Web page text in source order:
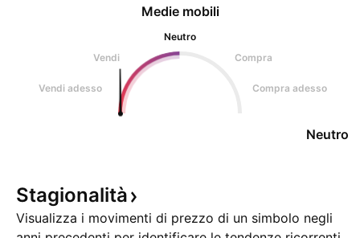
Medie mobili
Neutro
Vendi
Compra
Vendi adesso Compra adesso
Neutro
Stagionalità
Visualizza i movimenti di prezzo di un simbolo negli